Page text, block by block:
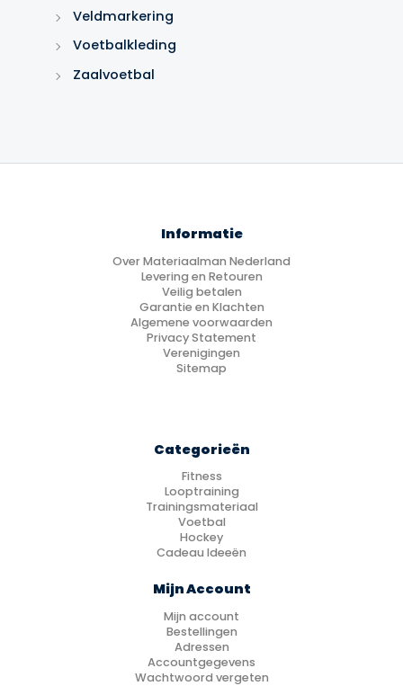
Veldmarkering
Voetbalkleding
Zaalvoetbal
Informatie
Over Materiaalman Nederland
Levering en Retouren
Veilig betalen
Garantie en Klachten
Algemene voorwaarden
Privacy Statement
Verenigingen
Sitemap
Categorieën
Fitness
Looptraining
Trainingsmateriaal
Voetbal
Hockey
Cadeau Ideeën
Mijn Account
Mijn account
Bestellingen
Adressen
Accountgegevens
Wachtwoord vergeten